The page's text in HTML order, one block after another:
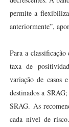
permite a
anteriormente”,
Para a
taxa de
variação de casos
destinados a
SRAG. As
cada nível de